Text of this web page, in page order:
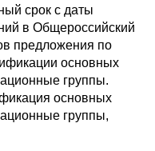
срок с даты
в Общероссийский
предложения по
основных
группы.
основных
группы,